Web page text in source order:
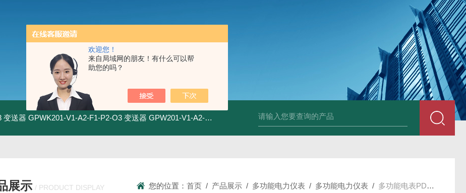
欢迎您！
来自局域网的朋友！有什么可以帮
助您的吗？
变送器 GPWK201-V1-A2-F1-P2-O3 变送器 GPW201-V1-A2-F1-P2-O3 变送器 变送器GPV-V1-F1-P2-O3 变送器GPA-A2-F1-P2-O3 变送器
展示 / PRODUCT DISPLAY 您的位置：首页 / 产品展示 / 多功能电力仪表 / 多功能电力仪表 / 多功能电表PD204Z-9HY